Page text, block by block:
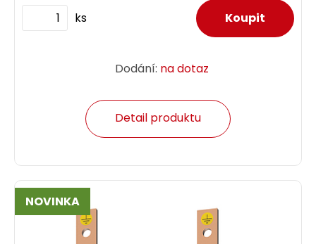
ks
Dodání: na dotaz
Detail produktu
NOVINKA